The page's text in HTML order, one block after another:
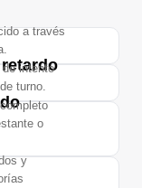
a través
intento
turno.
o
y